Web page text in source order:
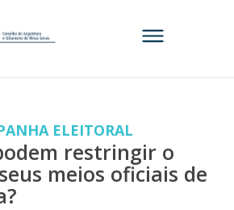
ELEITORAL
restringir o
meios oficiais de